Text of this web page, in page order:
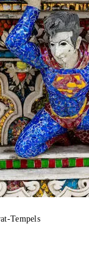
Tempels